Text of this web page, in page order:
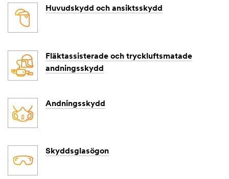
Huvudskydd och ansiktsskydd
Fläktassisterade och tryckluftsmatade
andningsskydd
Andningsskydd
Skyddsglasögon